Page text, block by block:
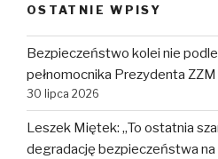
OSTATNIE WPISY
Bezpieczeństwo kolei nie
pełnomocnika Prezydenta ZZM
30 lipca 2026
Leszek Miętek: „To ostatnia
degradację bezpieczeństwa na